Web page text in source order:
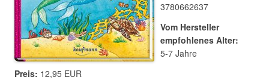
3780662637
Vom Hersteller
empfohlenes Alter:
5-7 Jahre
Preis: 12,95 EUR